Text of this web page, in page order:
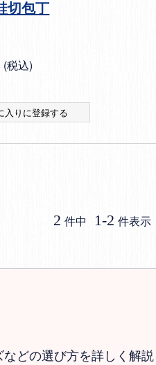
切包丁
税込
入りに登録する
2 件中 1-2 件表示
どの選び方を詳しく解説